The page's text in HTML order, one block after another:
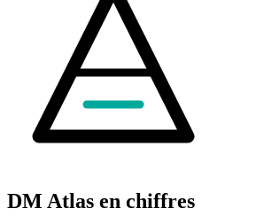
DM Atlas en chiffres